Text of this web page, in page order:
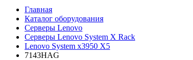
Главная
Каталог оборудования
Серверы Lenovo
Серверы Lenovo System X Rack
Lenovo System x3950 X5
7143HAG